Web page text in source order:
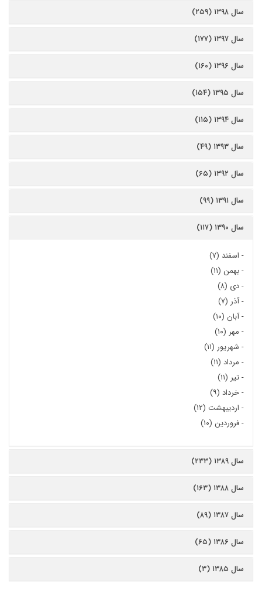
سال ۱۳۹۸ (۲۵۹)
سال ۱۳۹۷ (۱۷۷)
سال ۱۳۹۶ (۱۶۰)
سال ۱۳۹۵ (۱۵۴)
سال ۱۳۹۴ (۱۱۵)
سال ۱۳۹۳ (۴۹)
سال ۱۳۹۲ (۶۵)
سال ۱۳۹۱ (۹۹)
سال ۱۳۹۰ (۱۱۷)
- اسفند (۷)
-بهمن (۱۱)
-دی (۸)
-آذر (۷)
-آبان (۱۰)
- مهر (۱۰)
- شهریور (۱۱)
- مرداد (۱۱)
-تیر (۱۱)
-خرداد (۹)
- اردیبهشت (۱۲)
-فروردین (۱۰)
سال ۱۳۸۹ (۲۳۳)
سال ۱۳۸۸ (۱۶۳)
سال ۱۳۸۷ (۸۹)
سال ۱۳۸۶ (۶۵)
سال ۱۳۸۵ (۳)